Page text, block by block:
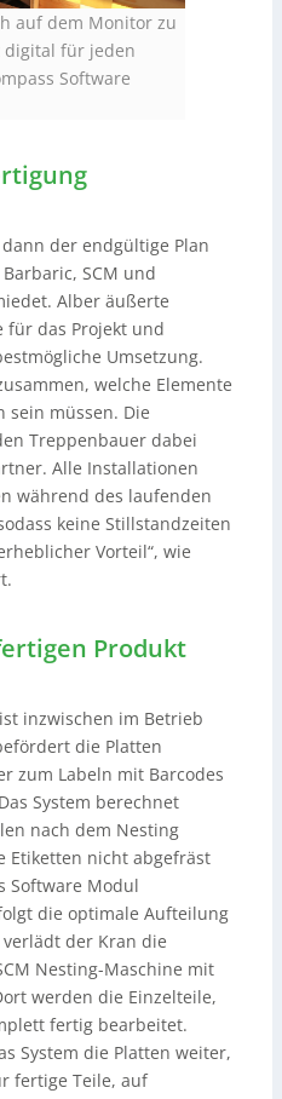
auf dem Monitor zu
für jeden
Software
der endgültige Plan
SCM und
Alber äußerte
für das Projekt und
Umsetzung.
welche Elemente
sein müssen. Die
Treppenbauer dabei
Alle Installationen
während des laufenden
keine Stillstandzeiten
Vorteil“, wie
Produkt
inzwischen im Betrieb
die Platten
zum Labeln mit Barcodes
System berechnet
nach dem Nesting
Etiketten nicht abgefräst
Software Modul
die optimale Aufteilung
der Kran die
Nesting-Maschine mit
werden die Einzelteile,
fertig bearbeitet.
System die Platten weiter,
fertige Teile, auf